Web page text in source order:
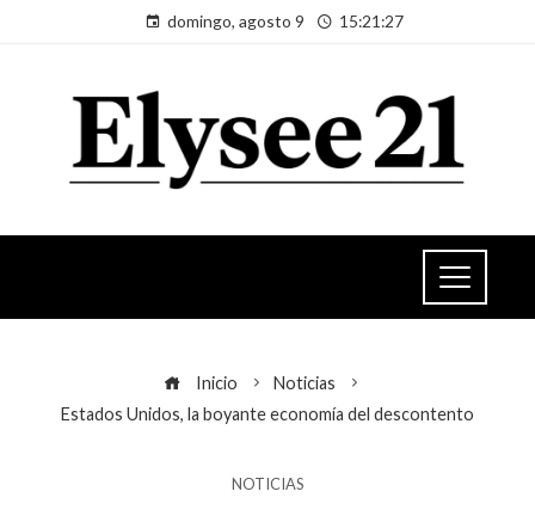
domingo, agosto 9 15:21:28
Inicio
Noticias
Estados Unidos, la boyante economía del descontento
NOTICIAS